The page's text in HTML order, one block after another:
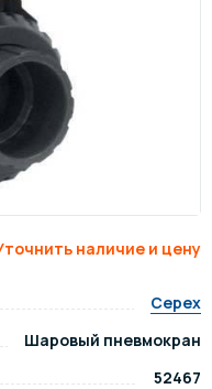
наличие и цену
Cepex
Шаровый пневмокран
52467